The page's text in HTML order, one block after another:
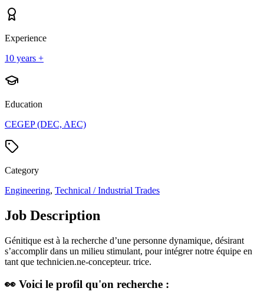
Experience
10 years +
Education
CEGEP (DEC, AEC)
Category
Engineering, Technical / Industrial Trades
Job Description
Génitique est à la recherche d’une personne dynamique, désirant
s’accomplir dans un milieu stimulant, pour intégrer notre équipe en
tant que technicien.ne-concepteur. trice.
👀 Voici le profil qu'on recherche :